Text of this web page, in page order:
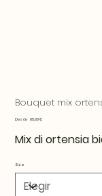
Bouquet mix
Desde Precio
85,00 €
Mix di ortensia
Size